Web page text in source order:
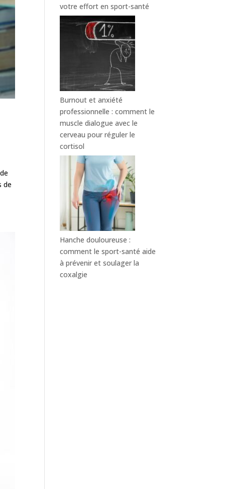
de
votre effort en sport-santé
Burnout et anxiété
professionnelle : comment le
muscle dialogue avec le
cerveau pour réguler le
cortisol
Hanche douloureuse :
comment le sport-santé aide
à prévenir et soulager la
coxalgie